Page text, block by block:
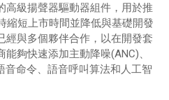
高級揚聲器驅動器組件，用於推
縮短上市時間並降低與基礎開發
經與多個夥伴合作，以在開發套
夠快速添加主動降噪(ANC)、
音命令、語音呼叫算法和人工智